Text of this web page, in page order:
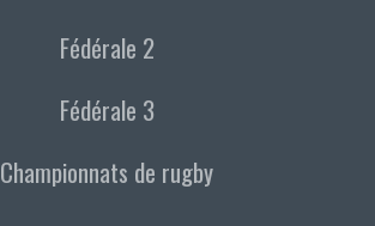
Fédérale 2
Fédérale 3
Championnats de rugby